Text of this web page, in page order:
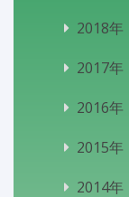
2018年
2017年
2016年
2015年
2014年